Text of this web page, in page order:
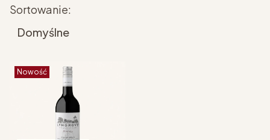
Lista produktów
Sortowanie:
Domyślne
Nowość